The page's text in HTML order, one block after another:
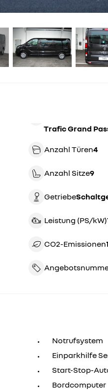
Trafic Grand
Anzahl Türen4
Anzahl Sitze9
Getriebe
Leistung (PS/kW)
CO2-Emissionen
Notrufsystem
Einparkhilfe
Start-Stop-
Bordcomputer